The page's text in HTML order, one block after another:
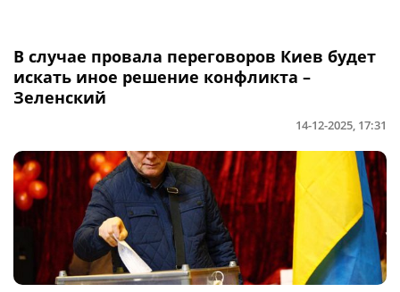
В случае провала переговоров Киев будет
искать иное решение конфликта –
Зеленский
14-12-2025, 17:31